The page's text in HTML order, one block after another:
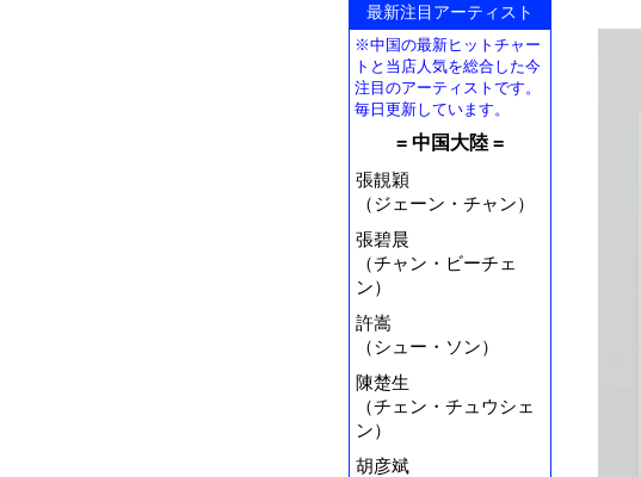
最新注目アーティスト
※中国の最新ヒットチャー
トと当店人気を総合した今
注目のアーティストです。
毎日更新しています。
= 中国大陸 =
張靚穎
（ジェーン・チャン）
張碧晨
（チャン・ビーチェ
ン）
許嵩
（シュー・ソン）
陳楚生
（チェン・チュウシェ
ン）
胡彦斌